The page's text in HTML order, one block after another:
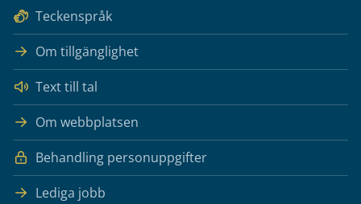
Teckenspråk
Om tillgänglighet
Text till tal
Om webbplatsen
Behandling personuppgifter
Lediga jobb